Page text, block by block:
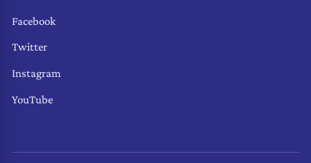
Facebook
Twitter
Instagram
YouTube